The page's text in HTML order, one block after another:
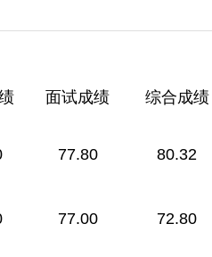
面试成绩 综合成绩
77.80 80.32
77.00 72.80